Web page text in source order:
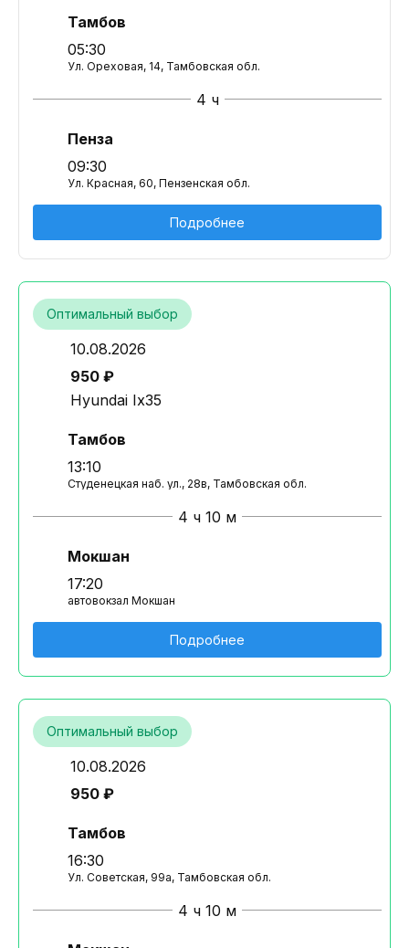
Тамбов
05:30
Ул. Ореховая, 14, Тамбовская обл.
4 ч
Пенза
09:30
Ул. Красная, 60, Пензенская обл.
Подробнее
Оптимальный выбор
10.08.2026
950 ₽
Hyundai Ix35
Тамбов
13:10
Студенецкая наб. ул., 28в, Тамбовская обл.
4 ч 10 м
Мокшан
17:20
автовокзал Мокшан
Подробнее
Оптимальный выбор
10.08.2026
950 ₽
Тамбов
16:30
Ул. Советская, 99а, Тамбовская обл.
4 ч 10 м